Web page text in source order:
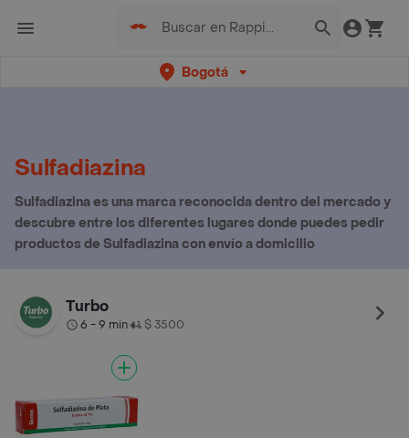
Bogotá
Sulfadiazina
Sulfadiazina es una marca reconocida dentro del mercado y
descubre entre los diferentes lugares donde puedes pedir
productos de Sulfadiazina con envío a domicilio
Turbo
6 - 9 min• $ 3500